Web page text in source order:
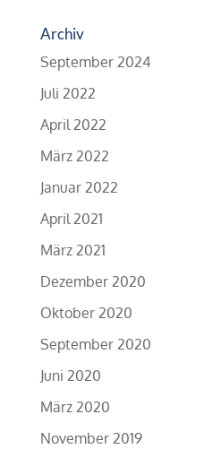
Archiv
September 2024
Juli 2022
April 2022
März 2022
Januar 2022
April 2021
März 2021
Dezember 2020
Oktober 2020
September 2020
Juni 2020
März 2020
November 2019